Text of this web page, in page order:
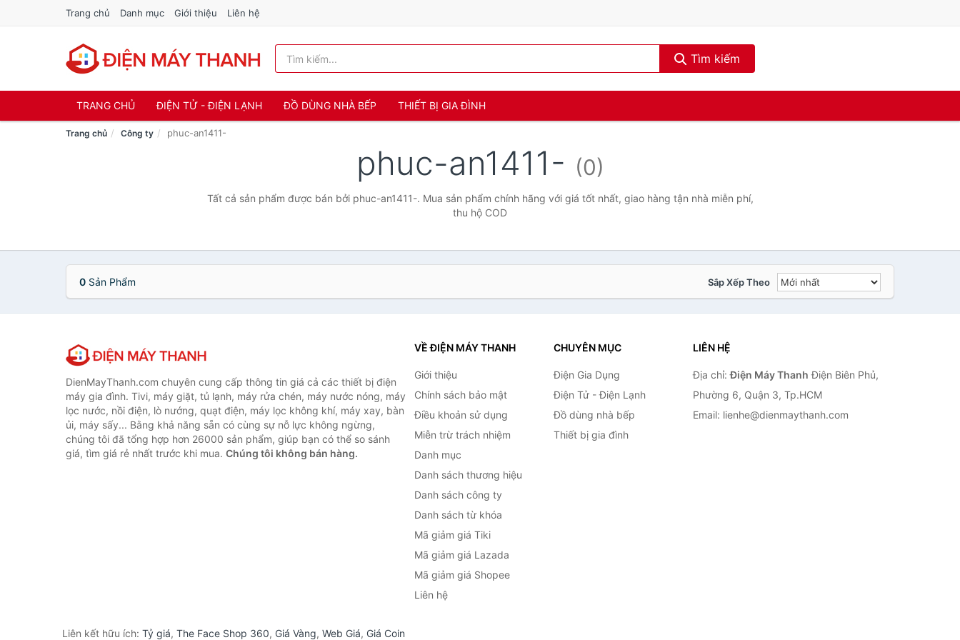
Trang chủ Danh mục Giới thiệu Liên hệ
Tìm kiếm
TRANG CHỦ ĐIỆN TỬ - ĐIỆN LẠNH ĐỒ DÙNG NHÀ BẾP THIẾT BỊ GIA ĐÌNH
Trang chủ Công ty phuc-an1411-
phuc-an1411- (0)
Tất cả sản phẩm được bán bởi phuc-an1411-. Mua sản phẩm chính hãng với giá tốt nhất, giao hàng tận nhà miễn phí,
thu hộ COD
0 Sản Phẩm Sắp Xếp Theo
DienMayThanh.com chuyên cung cấp thông tin giá cả các thiết bị điện
máy gia đình. Tivi, máy giặt, tủ lạnh, máy rửa chén, máy nước nóng, máy
lọc nước, nồi điện, lò nướng, quạt điện, máy lọc không khí, máy xay, bàn
ủi, máy sấy... Bằng khả năng sẵn có cùng sự nỗ lực không ngừng,
chúng tôi đã tổng hợp hơn 26000 sản phẩm, giúp bạn có thể so sánh
giá, tìm giá rẻ nhất trước khi mua. Chúng tôi không bán hàng.
VỀ ĐIỆN MÁY THANH
Giới thiệu
Chính sách bảo mật
Điều khoản sử dụng
Miễn trừ trách nhiệm
Danh mục
Danh sách thương hiệu
Danh sách công ty
Danh sách từ khóa
Mã giảm giá Tiki
Mã giảm giá Lazada
Mã giảm giá Shopee
Liên hệ
CHUYÊN MỤC
Điện Gia Dụng
Điện Tử - Điện Lạnh
Đồ dùng nhà bếp
Thiết bị gia đình
LIÊN HỆ
Địa chỉ:Điện Máy Thanh Điện Biên Phủ,
Phường 6, Quận 3, Tp.HCM
Email: lienhe@dienmaythanh.com
Liên kết hữu ích: Tỷ giá, The Face Shop 360, Giá Vàng, Web Giá, Giá Coin